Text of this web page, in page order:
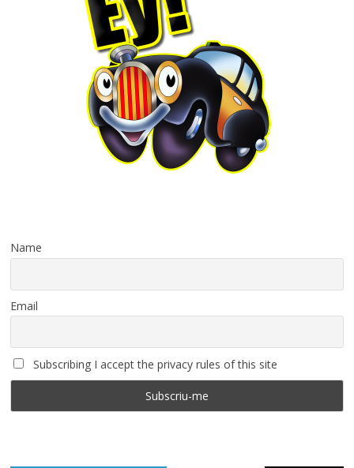
Name
Email
Subscribing I accept the privacy rules of this site